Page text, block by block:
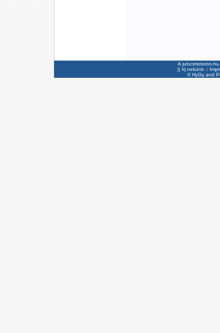
A
|| Írj nekünk ::
©HyGyand